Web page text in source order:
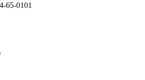
65-0101